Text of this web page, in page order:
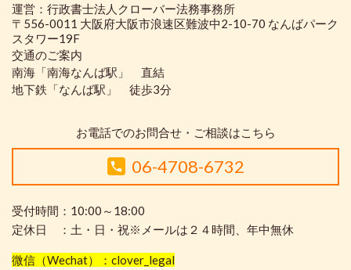
運営：行政書士法人クローバー法務事務所
〒556-0011 大阪府大阪市浪速区難波中2-10-70 なんばパーク
スタワー19F
交通のご案内
南海「南海なんば駅」 直結
地下鉄「なんば駅」 徒歩3分
お電話でのお問合せ・ご相談はこちら
06-4708-6732
受付時間：10:00～18:00
定休日 ：土・日・祝※メールは２４時間、年中無休
微信（Wechat）：clover_legal